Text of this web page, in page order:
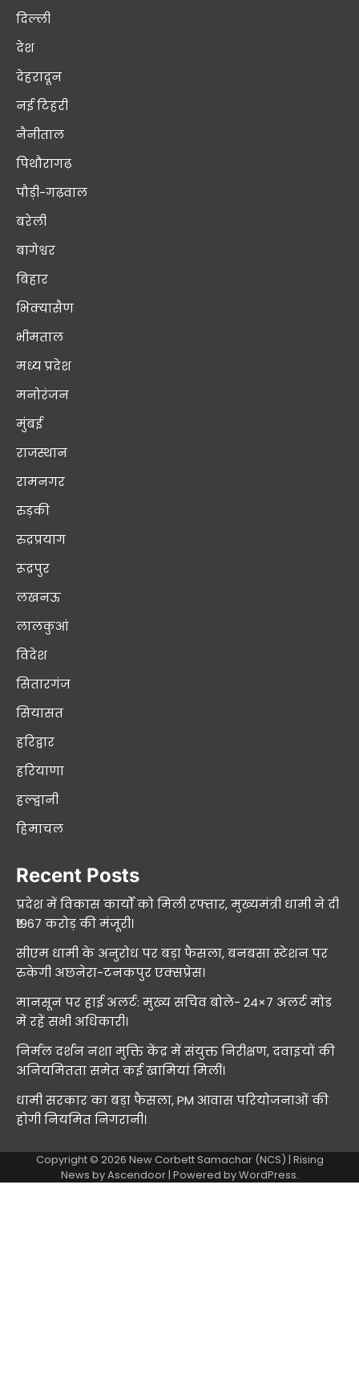
दिल्ली
देश
देहरादून
नई टिहरी
नैनीताल
पिथौरागढ़
पौड़ी-गढ़वाल
बरेली
बागेश्वर
बिहार
भिक्यासैण
भीमताल
मध्य प्रदेश
मनोरंजन
मुंबई
राजस्थान
रामनगर
रुड़की
रुद्रप्रयाग
रूद्रपुर
लखनऊ
लालकुआं
विदेश
सितारगंज
सियासत
हरिद्वार
हरियाणा
हल्द्वानी
हिमाचल
Recent Posts
प्रदेश में विकास कार्यों को मिली रफ्तार, मुख्यमंत्री धामी ने दी
₹1967 करोड़ की मंजूरी।
सीएम धामी के अनुरोध पर बड़ा फैसला, बनबसा स्टेशन पर
रुकेगी अछनेरा-टनकपुर एक्सप्रेस।
मानसून पर हाई अलर्ट: मुख्य सचिव बोले- 24×7 अलर्ट मोड
में रहें सभी अधिकारी।
निर्मल दर्शन नशा मुक्ति केंद्र में संयुक्त निरीक्षण, दवाइयों की
अनियमितता समेत कई खामियां मिलीं।
धामी सरकार का बड़ा फैसला, PM आवास परियोजनाओं की
होगी नियमित निगरानी।
Copyright © 2026 New Corbett Samachar (NCS) | Rising
News byAscendoor| Powered byWordPress.